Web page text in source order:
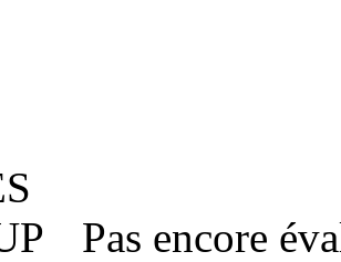
Pas encore